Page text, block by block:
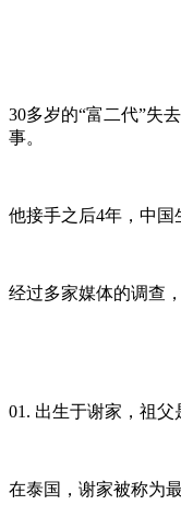
30多岁的“富二代”失
事。
他接手之后4年，中国
经过多家媒体的调查
01. 出生于谢家，祖父
在泰国，谢家被称为